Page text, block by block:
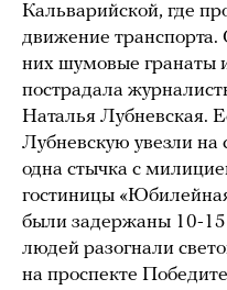
Кальварийской, где
движение
них шумовые гранаты
пострадала
Наталья Лубневская.
Лубневскую увезли на
одна стычка с
гостиницы
были задержаны 10-15
людей разогнали
на проспекте